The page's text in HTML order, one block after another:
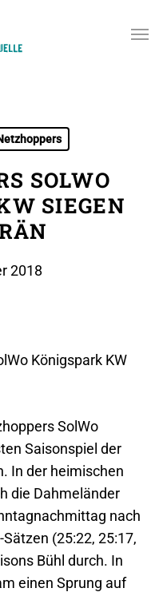
SOLWO
SIEGEN
2018
Königspark KW
SolWo
Saisonspiel der
In der heimischen
die Dahmeländer
nach
(25:22, 25:17,
Bühl durch. In
einen Sprung auf